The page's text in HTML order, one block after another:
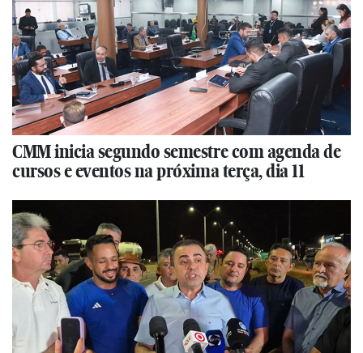
CMM inicia segundo semestre com agenda de
cursos e eventos na próxima terça, dia 11